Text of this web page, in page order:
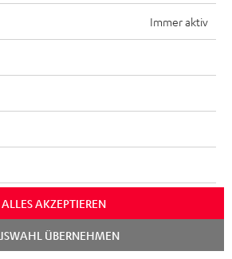
Immer aktiv
ALLES AKZEPTIEREN
ÜBERNEHMEN